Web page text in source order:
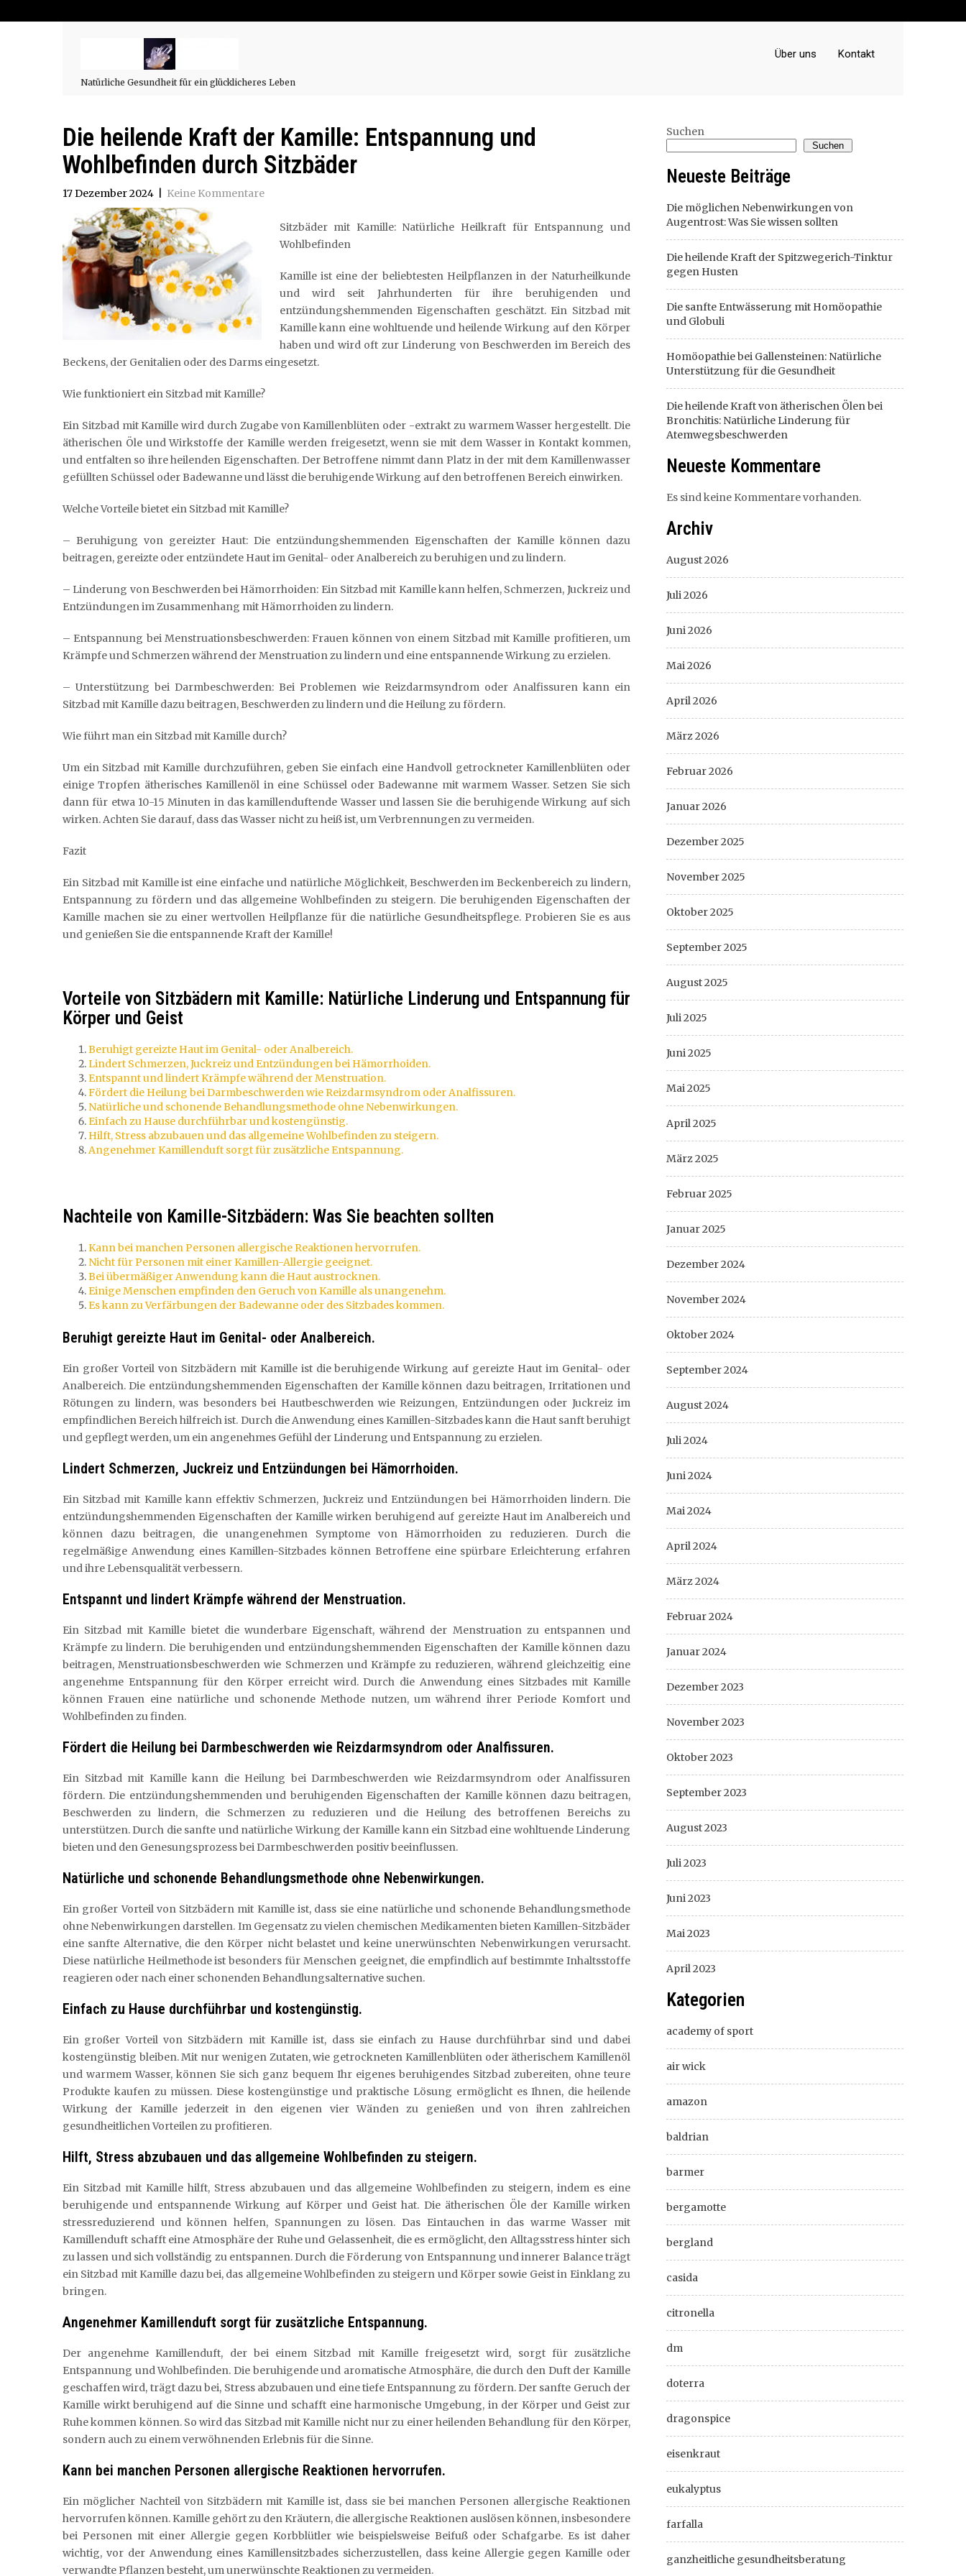
Natürliche Gesundheit für ein glücklicheres Leben
Über uns Kontakt
Die heilende Kraft der Kamille: Entspannung und
Wohlbefinden durch Sitzbäder
17 Dezember 2024 Keine Kommentare
Sitzbäder mit Kamille: Natürliche Heilkraft für Entspannung und
Wohlbefinden
Kamille ist eine der beliebtesten Heilpflanzen in der Naturheilkunde
und wird seit Jahrhunderten für ihre beruhigenden und
entzündungshemmenden Eigenschaften geschätzt. Ein Sitzbad mit
Kamille kann eine wohltuende und heilende Wirkung auf den Körper
haben und wird oft zur Linderung von Beschwerden im Bereich des
Beckens, der Genitalien oder des Darms eingesetzt.
Wie funktioniert ein Sitzbad mit Kamille?
Ein Sitzbad mit Kamille wird durch Zugabe von Kamillenblüten oder -extrakt zu warmem Wasser hergestellt. Die
ätherischen Öle und Wirkstoffe der Kamille werden freigesetzt, wenn sie mit dem Wasser in Kontakt kommen,
und entfalten so ihre heilenden Eigenschaften. Der Betroffene nimmt dann Platz in der mit dem Kamillenwasser
gefüllten Schüssel oder Badewanne und lässt die beruhigende Wirkung auf den betroffenen Bereich einwirken.
Welche Vorteile bietet ein Sitzbad mit Kamille?
– Beruhigung von gereizter Haut: Die entzündungshemmenden Eigenschaften der Kamille können dazu
beitragen, gereizte oder entzündete Haut im Genital- oder Analbereich zu beruhigen und zu lindern.
– Linderung von Beschwerden bei Hämorrhoiden: Ein Sitzbad mit Kamille kann helfen, Schmerzen, Juckreiz und
Entzündungen im Zusammenhang mit Hämorrhoiden zu lindern.
– Entspannung bei Menstruationsbeschwerden: Frauen können von einem Sitzbad mit Kamille profitieren, um
Krämpfe und Schmerzen während der Menstruation zu lindern und eine entspannende Wirkung zu erzielen.
– Unterstützung bei Darmbeschwerden: Bei Problemen wie Reizdarmsyndrom oder Analfissuren kann ein
Sitzbad mit Kamille dazu beitragen, Beschwerden zu lindern und die Heilung zu fördern.
Wie führt man ein Sitzbad mit Kamille durch?
Um ein Sitzbad mit Kamille durchzuführen, geben Sie einfach eine Handvoll getrockneter Kamillenblüten oder
einige Tropfen ätherisches Kamillenöl in eine Schüssel oder Badewanne mit warmem Wasser. Setzen Sie sich
dann für etwa 10-15 Minuten in das kamillenduftende Wasser und lassen Sie die beruhigende Wirkung auf sich
wirken. Achten Sie darauf, dass das Wasser nicht zu heiß ist, um Verbrennungen zu vermeiden.
Fazit
Ein Sitzbad mit Kamille ist eine einfache und natürliche Möglichkeit, Beschwerden im Beckenbereich zu lindern,
Entspannung zu fördern und das allgemeine Wohlbefinden zu steigern. Die beruhigenden Eigenschaften der
Kamille machen sie zu einer wertvollen Heilpflanze für die natürliche Gesundheitspflege. Probieren Sie es aus
und genießen Sie die entspannende Kraft der Kamille!
Vorteile von Sitzbädern mit Kamille: Natürliche Linderung und Entspannung für
Körper und Geist
Beruhigt gereizte Haut im Genital- oder Analbereich.
Lindert Schmerzen, Juckreiz und Entzündungen bei Hämorrhoiden.
Entspannt und lindert Krämpfe während der Menstruation.
Fördert die Heilung bei Darmbeschwerden wie Reizdarmsyndrom oder Analfissuren.
Natürliche und schonende Behandlungsmethode ohne Nebenwirkungen.
Einfach zu Hause durchführbar und kostengünstig.
Hilft, Stress abzubauen und das allgemeine Wohlbefinden zu steigern.
Angenehmer Kamillenduft sorgt für zusätzliche Entspannung.
Nachteile von Kamille-Sitzbädern: Was Sie beachten sollten
Kann bei manchen Personen allergische Reaktionen hervorrufen.
Nicht für Personen mit einer Kamillen-Allergie geeignet.
Bei übermäßiger Anwendung kann die Haut austrocknen.
Einige Menschen empfinden den Geruch von Kamille als unangenehm.
Es kann zu Verfärbungen der Badewanne oder des Sitzbades kommen.
Beruhigt gereizte Haut im Genital- oder Analbereich.
Ein großer Vorteil von Sitzbädern mit Kamille ist die beruhigende Wirkung auf gereizte Haut im Genital- oder
Analbereich. Die entzündungshemmenden Eigenschaften der Kamille können dazu beitragen, Irritationen und
Rötungen zu lindern, was besonders bei Hautbeschwerden wie Reizungen, Entzündungen oder Juckreiz im
empfindlichen Bereich hilfreich ist. Durch die Anwendung eines Kamillen-Sitzbades kann die Haut sanft beruhigt
und gepflegt werden, um ein angenehmes Gefühl der Linderung und Entspannung zu erzielen.
Lindert Schmerzen, Juckreiz und Entzündungen bei Hämorrhoiden.
Ein Sitzbad mit Kamille kann effektiv Schmerzen, Juckreiz und Entzündungen bei Hämorrhoiden lindern. Die
entzündungshemmenden Eigenschaften der Kamille wirken beruhigend auf gereizte Haut im Analbereich und
können dazu beitragen, die unangenehmen Symptome von Hämorrhoiden zu reduzieren. Durch die
regelmäßige Anwendung eines Kamillen-Sitzbades können Betroffene eine spürbare Erleichterung erfahren
und ihre Lebensqualität verbessern.
Entspannt und lindert Krämpfe während der Menstruation.
Ein Sitzbad mit Kamille bietet die wunderbare Eigenschaft, während der Menstruation zu entspannen und
Krämpfe zu lindern. Die beruhigenden und entzündungshemmenden Eigenschaften der Kamille können dazu
beitragen, Menstruationsbeschwerden wie Schmerzen und Krämpfe zu reduzieren, während gleichzeitig eine
angenehme Entspannung für den Körper erreicht wird. Durch die Anwendung eines Sitzbades mit Kamille
können Frauen eine natürliche und schonende Methode nutzen, um während ihrer Periode Komfort und
Wohlbefinden zu finden.
Fördert die Heilung bei Darmbeschwerden wie Reizdarmsyndrom oder Analfissuren.
Ein Sitzbad mit Kamille kann die Heilung bei Darmbeschwerden wie Reizdarmsyndrom oder Analfissuren
fördern. Die entzündungshemmenden und beruhigenden Eigenschaften der Kamille können dazu beitragen,
Beschwerden zu lindern, die Schmerzen zu reduzieren und die Heilung des betroffenen Bereichs zu
unterstützen. Durch die sanfte und natürliche Wirkung der Kamille kann ein Sitzbad eine wohltuende Linderung
bieten und den Genesungsprozess bei Darmbeschwerden positiv beeinflussen.
Natürliche und schonende Behandlungsmethode ohne Nebenwirkungen.
Ein großer Vorteil von Sitzbädern mit Kamille ist, dass sie eine natürliche und schonende Behandlungsmethode
ohne Nebenwirkungen darstellen. Im Gegensatz zu vielen chemischen Medikamenten bieten Kamillen-Sitzbäder
eine sanfte Alternative, die den Körper nicht belastet und keine unerwünschten Nebenwirkungen verursacht.
Diese natürliche Heilmethode ist besonders für Menschen geeignet, die empfindlich auf bestimmte Inhaltsstoffe
reagieren oder nach einer schonenden Behandlungsalternative suchen.
Einfach zu Hause durchführbar und kostengünstig.
Ein großer Vorteil von Sitzbädern mit Kamille ist, dass sie einfach zu Hause durchführbar sind und dabei
kostengünstig bleiben. Mit nur wenigen Zutaten, wie getrockneten Kamillenblüten oder ätherischem Kamillenöl
und warmem Wasser, können Sie sich ganz bequem Ihr eigenes beruhigendes Sitzbad zubereiten, ohne teure
Produkte kaufen zu müssen. Diese kostengünstige und praktische Lösung ermöglicht es Ihnen, die heilende
Wirkung der Kamille jederzeit in den eigenen vier Wänden zu genießen und von ihren zahlreichen
gesundheitlichen Vorteilen zu profitieren.
Hilft, Stress abzubauen und das allgemeine Wohlbefinden zu steigern.
Ein Sitzbad mit Kamille hilft, Stress abzubauen und das allgemeine Wohlbefinden zu steigern, indem es eine
beruhigende und entspannende Wirkung auf Körper und Geist hat. Die ätherischen Öle der Kamille wirken
stressreduzierend und können helfen, Spannungen zu lösen. Das Eintauchen in das warme Wasser mit
Kamillenduft schafft eine Atmosphäre der Ruhe und Gelassenheit, die es ermöglicht, den Alltagsstress hinter sich
zu lassen und sich vollständig zu entspannen. Durch die Förderung von Entspannung und innerer Balance trägt
ein Sitzbad mit Kamille dazu bei, das allgemeine Wohlbefinden zu steigern und Körper sowie Geist in Einklang zu
bringen.
Angenehmer Kamillenduft sorgt für zusätzliche Entspannung.
Der angenehme Kamillenduft, der bei einem Sitzbad mit Kamille freigesetzt wird, sorgt für zusätzliche
Entspannung und Wohlbefinden. Die beruhigende und aromatische Atmosphäre, die durch den Duft der Kamille
geschaffen wird, trägt dazu bei, Stress abzubauen und eine tiefe Entspannung zu fördern. Der sanfte Geruch der
Kamille wirkt beruhigend auf die Sinne und schafft eine harmonische Umgebung, in der Körper und Geist zur
Ruhe kommen können. So wird das Sitzbad mit Kamille nicht nur zu einer heilenden Behandlung für den Körper,
sondern auch zu einem verwöhnenden Erlebnis für die Sinne.
Kann bei manchen Personen allergische Reaktionen hervorrufen.
Ein möglicher Nachteil von Sitzbädern mit Kamille ist, dass sie bei manchen Personen allergische Reaktionen
hervorrufen können. Kamille gehört zu den Kräutern, die allergische Reaktionen auslösen können, insbesondere
bei Personen mit einer Allergie gegen Korbblütler wie beispielsweise Beifuß oder Schafgarbe. Es ist daher
wichtig, vor der Anwendung eines Kamillensitzbades sicherzustellen, dass keine Allergie gegen Kamille oder
verwandte Pflanzen besteht, um unerwünschte Reaktionen zu vermeiden.
Suchen
Suchen
Neueste Beiträge
Die möglichen Nebenwirkungen von
Augentrost: Was Sie wissen sollten
Die heilende Kraft der Spitzwegerich-Tinktur
gegen Husten
Die sanfte Entwässerung mit Homöopathie
und Globuli
Homöopathie bei Gallensteinen: Natürliche
Unterstützung für die Gesundheit
Die heilende Kraft von ätherischen Ölen bei
Bronchitis: Natürliche Linderung für
Atemwegsbeschwerden
Neueste Kommentare
Es sind keine Kommentare vorhanden.
Archiv
August 2026
Juli 2026
Juni 2026
Mai 2026
April 2026
März 2026
Februar 2026
Januar 2026
Dezember 2025
November 2025
Oktober 2025
September 2025
August 2025
Juli 2025
Juni 2025
Mai 2025
April 2025
März 2025
Februar 2025
Januar 2025
Dezember 2024
November 2024
Oktober 2024
September 2024
August 2024
Juli 2024
Juni 2024
Mai 2024
April 2024
März 2024
Februar 2024
Januar 2024
Dezember 2023
November 2023
Oktober 2023
September 2023
August 2023
Juli 2023
Juni 2023
Mai 2023
April 2023
Kategorien
academy of sport
air wick
amazon
baldrian
barmer
bergamotte
bergland
casida
citronella
dm
doterra
dragonspice
eisenkraut
eukalyptus
farfalla
ganzheitliche gesundheitsberatung